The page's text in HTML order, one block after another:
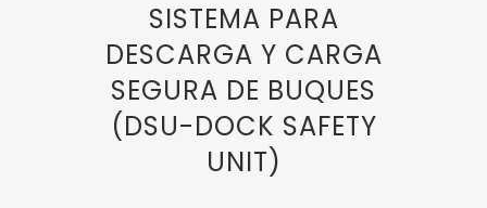
SISTEMA PARA
DESCARGA Y CARGA
SEGURA DE BUQUES
(DSU-DOCK SAFETY
UNIT)